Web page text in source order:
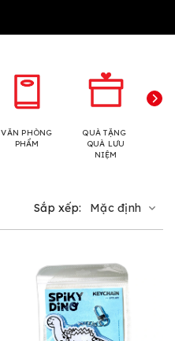
VĂN PHÒNG
PHẨM
QUÀ TẶNG
QUÀ LƯU
NIỆM
Sắp xếp: Mặc định